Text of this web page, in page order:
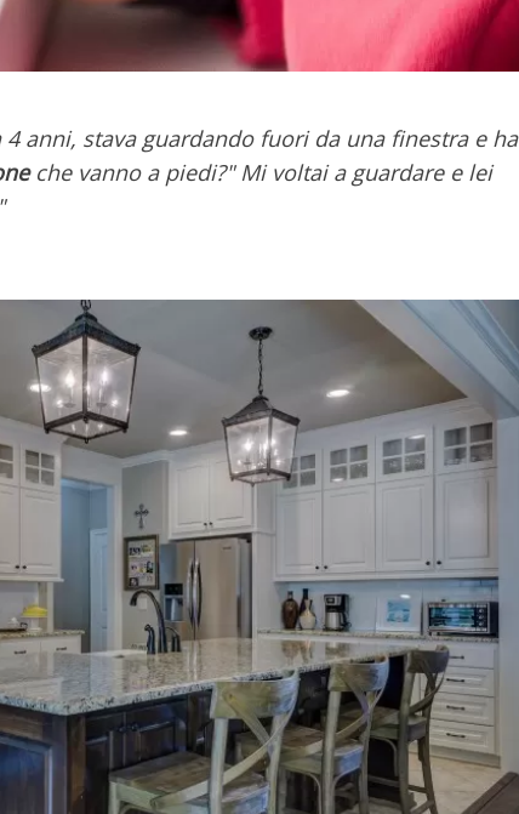
4 anni, stava guardando fuori da una finestra e ha
che vanno a piedi?" Mi voltai a guardare e lei